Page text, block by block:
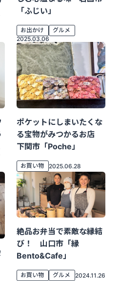
「ふじい」
お出かけ
グルメ
2025.03.06
ポケットにしまいたくな
る宝物がみつかるお店
下関市「Poche」
お買い物 2025.06.28
絶品お弁当で素敵な縁結
び！ 山口市「縁
Bento&cafe」
お買い物 グルメ 2024.11.26